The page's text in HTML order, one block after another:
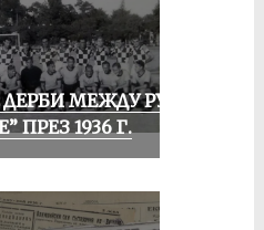
МЕЖДУ РУСЕ
ПРЕЗ 1936 Г.